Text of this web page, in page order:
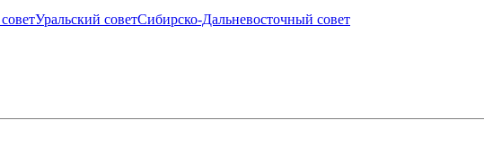
Уральский советСибирско-Дальневосточный совет